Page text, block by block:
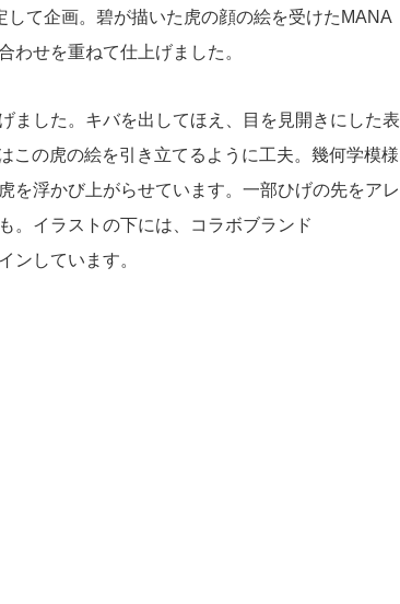
て企画。碧が描いた虎の顔の絵を受けたMANA
せを重ねて仕上げました。
ました。キバを出してほえ、目を見開きにした表
この虎の絵を引き立てるように工夫。幾何学模様
を浮かび上がらせています。一部ひげの先をアレ
。イラストの下には、コラボブランド
ンしています。